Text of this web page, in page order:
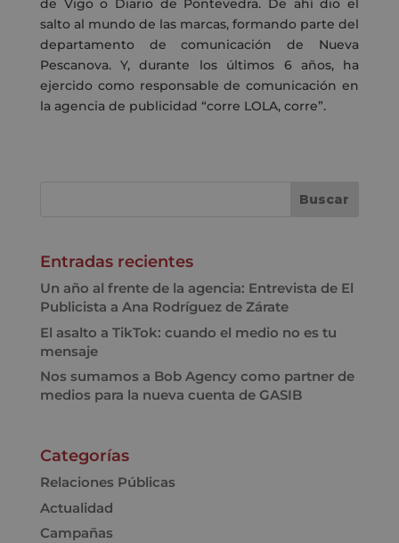
de Vigo o Diario de Pontevedra. De ahí dio el
salto al mundo de las marcas, formando parte del
departamento de comunicación de Nueva
Pescanova. Y, durante los últimos 6 años, ha
ejercido como responsable de comunicación en
la agencia de publicidad “corre LOLA, corre”.
Entradas recientes
Un año al frente de la agencia: Entrevista de El
Publicista a Ana Rodríguez de Zárate
El asalto a TikTok: cuando el medio no es tu
mensaje
Nos sumamos a Bob Agency como partner de
medios para la nueva cuenta de GASIB
Categorías
Relaciones Públicas
Actualidad
Campañas